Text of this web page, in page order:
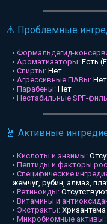
⚠️ Проблемные
• Формальдегид-
• Ароматизаторы: Есть
• Спирты: Нет
• Агрессивные ПАВы: Нет
• Парабены: Нет
• Нестабильные SPF-
🧬 Активные
• Кислоты и энзимы:
• Пептиды и факторы
• Специфические
жемчуг, рубин, алмаз,
• Ретиноиды:
• Витамины и
• Экстракты:
• Микробиомные активы: